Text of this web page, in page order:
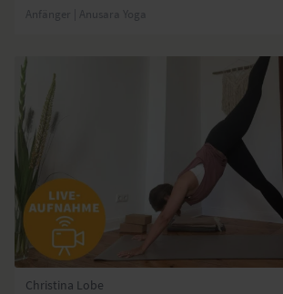
Anfänger | Anusara Yoga
Christina Lobe